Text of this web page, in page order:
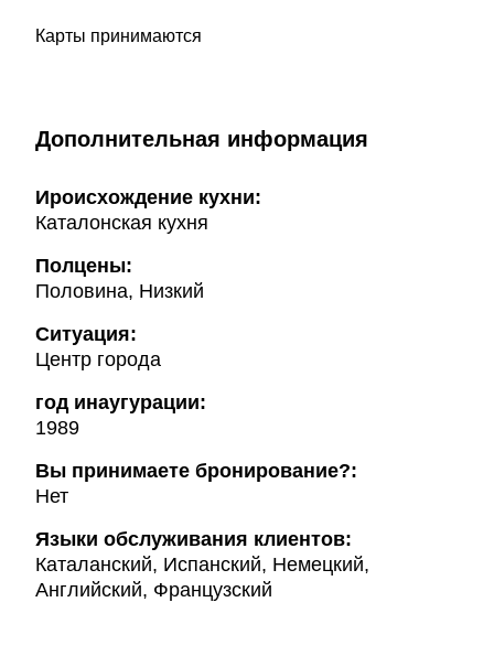
Карты принимаются
Дополнительная информация
Ироисхождение кухни:
Каталонская кухня
Полцены:
Половина, Низкий
Ситуация:
Центр города
год инаугурации:
1989
Вы принимаете бронирование?:
Нет
Языки обслуживания клиентов:
Каталанский, Испанский, Немецкий,
Английский, Французский